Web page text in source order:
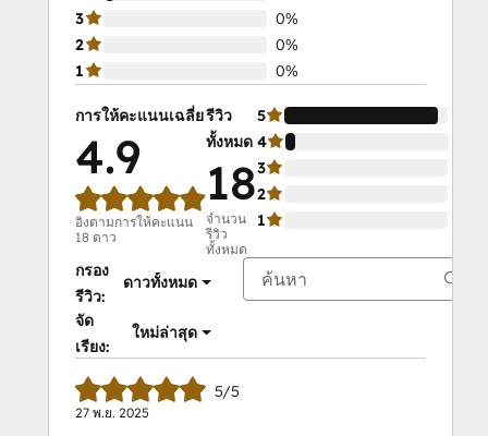
3
0%
2
0%
1
0%
การให้คะแนนเฉลี่ย
4.9
อิงตามการให้คะแนน
18 ดาว
รีวิว
ทั้งหมด
18
จำนวน
รีวิว
ทั้งหมด
5
4
3
2
1
กรอง
รีวิว:
ดาวทั้งหมด
จัด
เรียง:
ใหม่ล่าสุด
5/5
27 พ.ย. 2025